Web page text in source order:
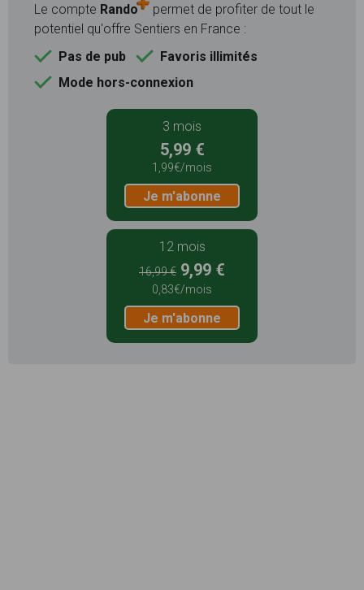
Le compte Rando
permet de profiter de tout le
potentiel qu'offre Sentiers en France :
Pas de pub
Favoris illimités
Mode hors-connexion
3 mois
5,99 €
1,99€/mois
Je m'abonne
12 mois
16,99 € 9,99 €
0,83€/mois
Je m'abonne